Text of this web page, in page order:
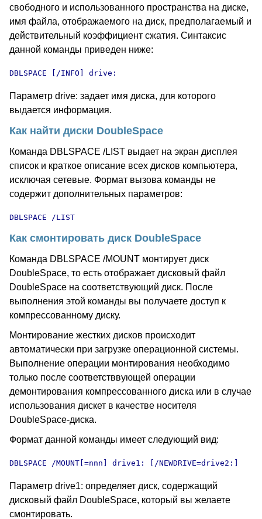
свободного и использованного пространства на диске,
имя файла, отображаемого на диск, предполагаемый и
действительный коэффициент сжатия. Синтаксис
данной команды приведен ниже:
DBLSPACE [/INFO] drive:
Параметр drive: задает имя диска, для которого
выдается информация.
Как найти диски DoubleSpace
Команда DBLSPACE /LIST выдает на экран дисплея
список и краткое описание всех дисков компьютера,
исключая сетевые. Формат вызова команды не
содержит дополнительных параметров:
DBLSPACE /LIST
Как смонтировать диск DoubleSpace
Команда DBLSPACE /MOUNT монтирует диск
DoubleSpace, то есть отображает дисковый файл
DoubleSpace на соответствующий диск. После
выполнения этой команды вы получаете доступ к
компрессованному диску.
Монтирование жестких дисков происходит
автоматически при загрузке операционной системы.
Выполнение операции монтирования необходимо
только после соответстввующей операции
демонтирования компрессованного диска или в случае
использования дискет в качестве носителя
DoubleSpace-диска.
Формат данной команды имеет следующий вид:
DBLSPACE /MOUNT[=nnn] drive1: [/NEWDRIVE=drive2:]
Параметр drive1: определяет диск, содержащий
дисковый файл DoubleSpace, который вы желаете
смонтировать.